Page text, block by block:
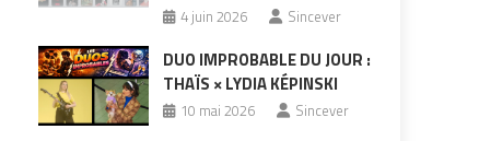
4 juin 2026 Sincever
DUO IMPROBABLE DU JOUR :
THAÏS × LYDIA KÉPINSKI
10 mai 2026 Sincever